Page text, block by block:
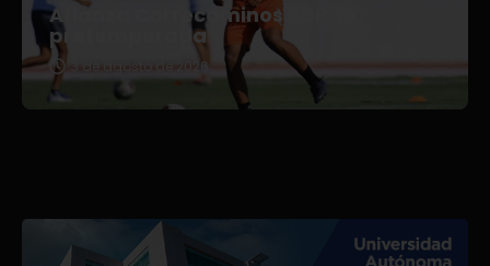
Afianza Correcaminos TDP su
pretemporada
3 de agosto de 2026